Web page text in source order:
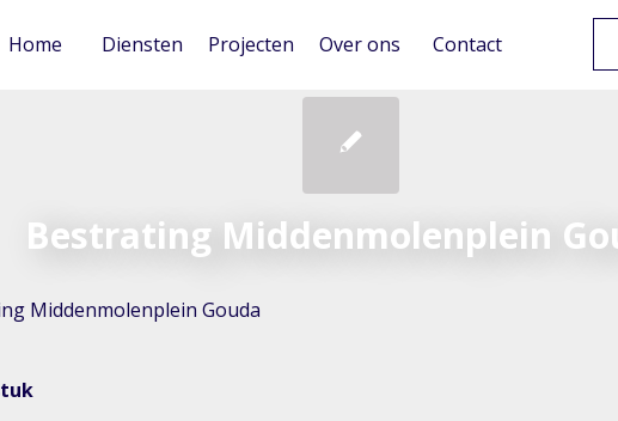
Home Diensten Projecten Over ons Contact
Bestrating Middenmolenplein